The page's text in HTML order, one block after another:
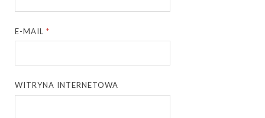
E-MAIL*
WITRYNA INTERNETOWA